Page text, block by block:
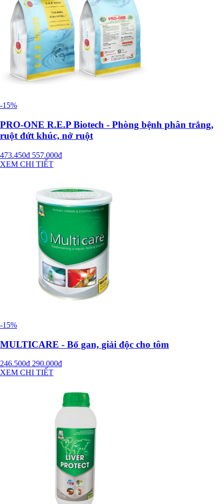
-15%
PRO-ONE R.E.P Biotech - Phòng bệnh phân trắng,
ruột đứt khúc, nở ruột
473.450đ 557.000đ
XEM CHI TIẾT
-15%
MULTICARE - Bổ gan, giải độc cho tôm
246.500đ 290.000đ
XEM CHI TIẾT